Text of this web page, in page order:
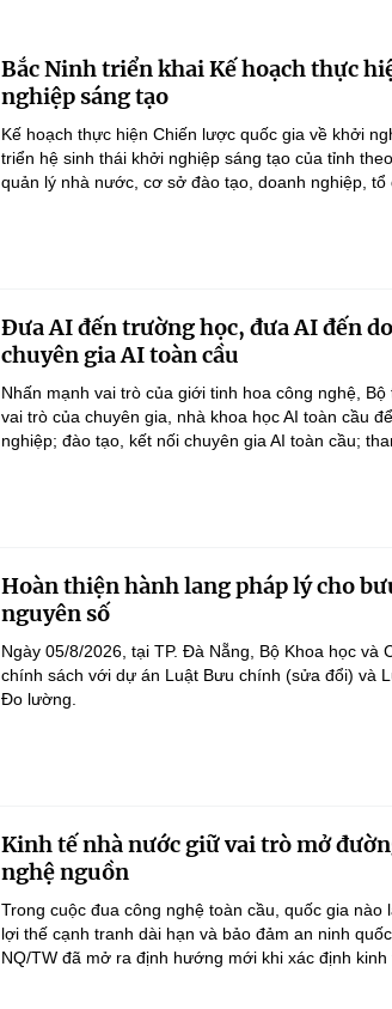
Bắc Ninh triển khai Kế hoạch thực
nghiệp sáng tạo
Kế hoạch thực hiện Chiến lược quốc gia về khởi
triển hệ sinh thái khởi nghiệp sáng tạo của tỉnh
quản lý nhà nước, cơ sở đào tạo, doanh nghiệp, tổ
Đưa AI đến trường học, đưa AI đến
chuyên gia AI toàn cầu
Nhấn mạnh vai trò của giới tinh hoa công nghệ,
vai trò của chuyên gia, nhà khoa học AI toàn cầu
nghiệp; đào tạo, kết nối chuyên gia AI toàn cầu;
Hoàn thiện hành lang pháp lý cho
nguyên số
Ngày 05/8/2026, tại TP. Đà Nẵng, Bộ Khoa học và
chính sách với dự án Luật Bưu chính (sửa đổi) và
Đo lường.
Kinh tế nhà nước giữ vai trò mở
nghệ nguồn
Trong cuộc đua công nghệ toàn cầu, quốc gia
lợi thế cạnh tranh dài hạn và bảo đảm an ninh
NQ/TW đã mở ra định hướng mới khi xác định kinh